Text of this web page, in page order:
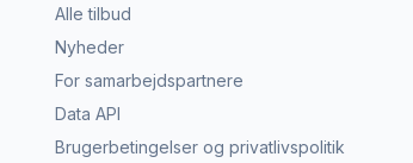
Alle tilbud
Nyheder
For samarbejdspartnere
Data API
Brugerbetingelser og privatlivspolitik